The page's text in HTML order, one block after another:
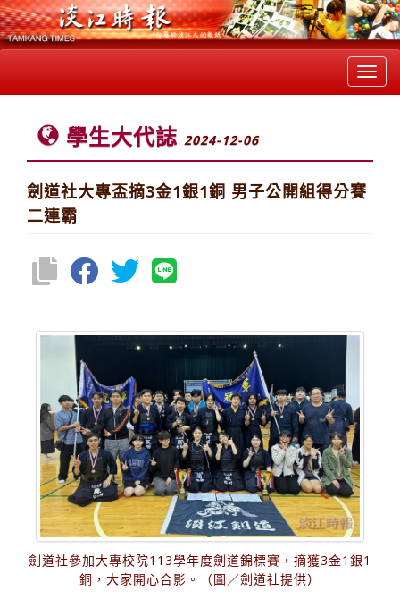
學生大代誌 2024-12-06
劍道社大專盃摘3金1銀1銅 男子公開組得分賽
二連霸
劍道社參加大專校院113學年度劍道錦標賽，摘獲3金1銀1
銅，大家開心合影。（圖／劍道社提供）